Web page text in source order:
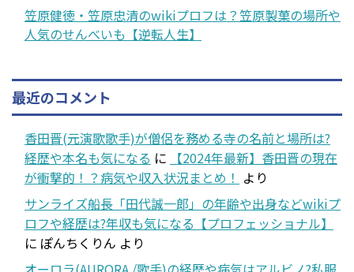
笠原健徳・笠原忠清のwikiプロフは？笠原製菓の場所や
人気のせんべいも【逆転人生】
最近のコメント
香田晋(元演歌歌手)が僧侶を務める寺の名前と場所は?
経歴や本名も気になる に
【2024年最新】香田晋の現在
が衝撃的！？病気や収入状況まとめ！ より
サンライズ船長「田代誠一郎」の年齢や出身などwikiプ
ロフや経歴は?年収も気になる【プロフェッショナル】
に ぽんちくりん より